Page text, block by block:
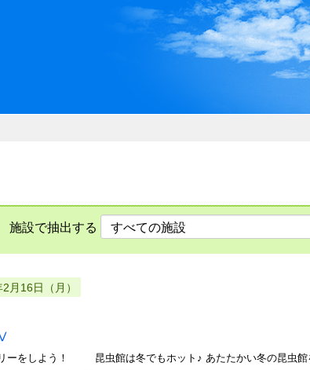
い公社 いしかわおでか
施設で抽出する
月16日（月）
ーをしよう！ 昆虫館は冬でもホット♪ あたたかい冬の昆虫館